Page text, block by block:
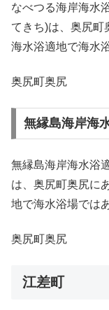
なべつる海岸海水
てきち)は、奥尻町
海水浴適地で海水
奥尻町奥尻
無縁島海岸海
無縁島海岸海水浴
は、奥尻町奥尻に
地で海水浴場では
奥尻町奥尻
江差町